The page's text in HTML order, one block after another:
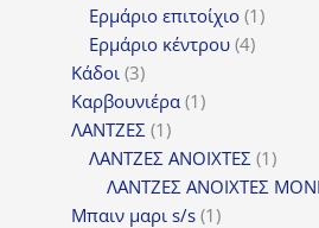
προϊόντα
Ερμάριο επιτοίχιο 11
Ερμάριο κέντρου 44
Κάδοι 33
προϊόντα
Καρβουνιέρα 11
ΛΑΝΤΖΕΣ 11
προϊόν
ΛΑΝΤΖΕΣ ΑΝΟΙΧΤΕΣ 11
ΛΑΝΤΖΕΣ ΑΝΟΙΧΤΕΣ
Μπαιν μαρι s/s 11